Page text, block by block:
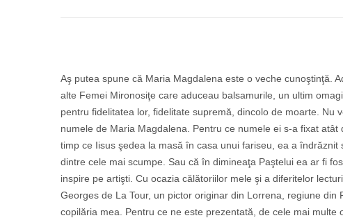
Aş putea spune că Maria Magdalena este o veche cunoştinţă.
alte Femei Mironosiţe care aduceau balsamurile, un ultim
pentru fidelitatea lor, fidelitate supremă, dincolo de moarte.
numele de Maria Magdalena. Pentru ce numele ei s-a fixat
timp ce Iisus şedea la masă în casa unui fariseu, ea a
dintre cele mai scumpe. Sau că în dimineaţa Paştelui ea ar fi
inspire pe artişti. Cu ocazia călătoriilor mele şi a diferitelor
Georges de La Tour, un pictor originar din Lorrena, regiune
copilăria mea. Pentru ce ne este prezentată, de cele mai